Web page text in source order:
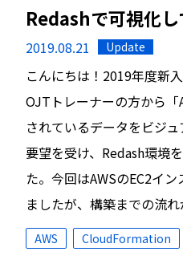
Redashで可視化し
2019.08.21 Update
こんにちは！2019年度新
OJTトレーナーの方から
されているデータをビジ
要望を受け、Redash環境
た。今回はAWSのEC2イ
ましたが、構築までの流
AWS CloudFormation